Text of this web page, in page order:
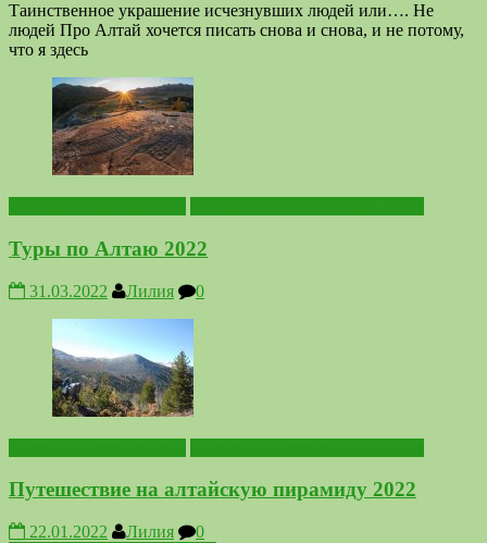
Таинственное украшение исчезнувших людей или…. Не
людей Про Алтай хочется писать снова и снова, и не потому,
что я здесь
Туры по Алтаю 2022
31.03.2022 Лилия 0
Путешествие на алтайскую пирамиду 2022
22.01.2022 Лилия
0